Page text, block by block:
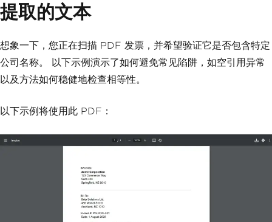
提取的文本
想象一下，您正在扫描 PDF 发票，并希望验证它是否包含特定
公司名称。 以下示例演示了如何避免常见陷阱，如空引用异常
以及方法如何稳健地检查相等性。
以下示例将使用此 PDF：